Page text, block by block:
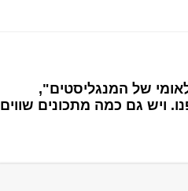
"החג הלאומי של המנגליסטים",
ויש גם כמה מתכונים שווים